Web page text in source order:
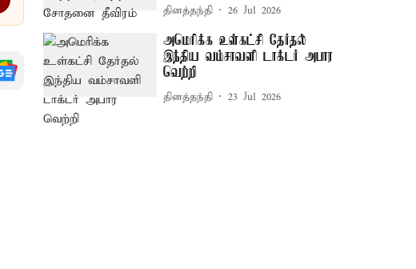
தினத்தந்தி 26 Jul 2026
அமெரிக்க உள்கட்சி தேர்தல்
இந்திய வம்சாவளி டாக்டர் அபார
வெற்றி
தினத்தந்தி 23 Jul 2026